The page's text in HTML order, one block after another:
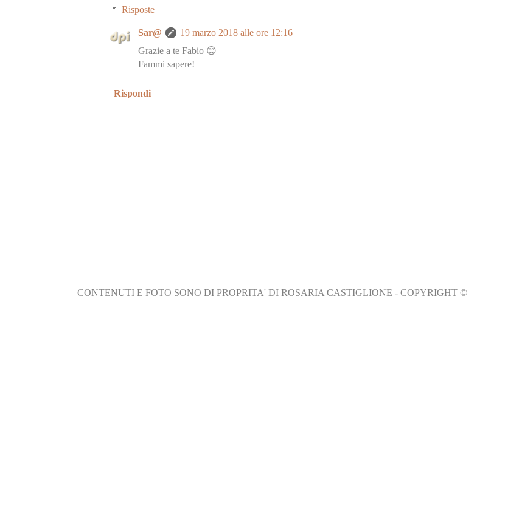
Risposte
Sar@
19 marzo 2018 alle ore 12:16
Grazie a te Fabio 😊
Fammi sapere!
Rispondi
CONTENUTI E FOTO SONO DI PROPRITA' DI ROSARIA CASTIGLIONE - COPYRIGHT ©